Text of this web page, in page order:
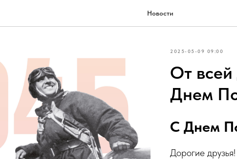
Новости
2025-05-09 09:00
От всей
Днем
С Днем
Дорогие друзья!